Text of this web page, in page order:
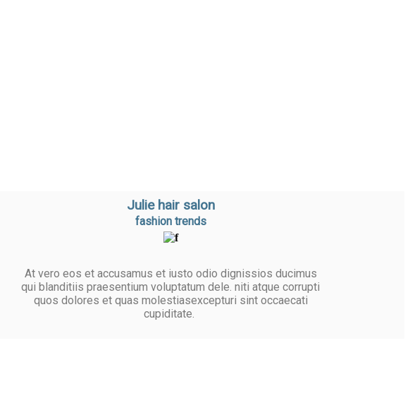
Julie hair salon
fashion trends
At vero eos et accusamus et iusto odio dignissios ducimus
qui blanditiis praesentium voluptatum dele. niti atque corrupti
quos dolores et quas molestiasexcepturi sint occaecati
cupiditate.